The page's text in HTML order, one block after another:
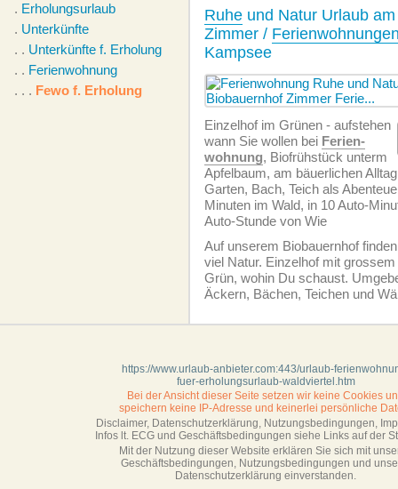
. Erholungsurlaub
. Unterkünfte
. . Unterkünfte f. Erholung
. . Ferienwohnung
. . . Fewo f. Erholung
Ruhe und Natur Urlaub
Zimmer /
Kampsee
Einzelhof im Grünen - aufstehen
wann Sie wollen bei Ferien­
wohnung, Biofrühstück unterm
Apfelbaum, am bäuerlichen
Garten, Bach, Teich als
Minuten im Wald, in 10 Auto-
Auto-Stunde von Wie
Auf unserem Biobauernhof
viel Natur. Einzelhof mit
Grün, wohin Du schaust.
Äckern, Bächen, Teichen und
https://www.urlaub-anbieter.com:443/urlaub-
fuer-erholungsurlaub-waldviertel.htm
Bei der Ansicht dieser Seite setzen wir keine Cookies
speichern keine IP-Adresse und keinerlei persönliche
Disclaimer, Datenschutzerklärung, Nutzungsbedingungen,
Infos lt. ECG und Geschäftsbedingungen siehe Links auf der
Mit der Nutzung dieser Website erklären Sie sich mit
Geschäftsbedin­gungen, Nutzungsbedingungen und
Datenschutzerklärung einverstanden.